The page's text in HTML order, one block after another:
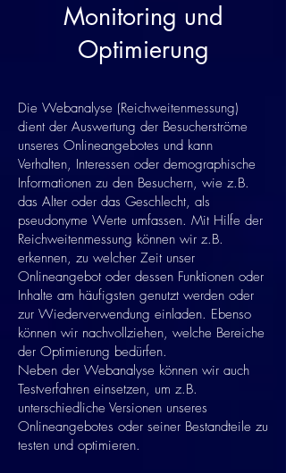
Monitoring und
Optimierung
Die Webanalyse (Reichweitenmessung)
dient der Auswertung der Besucherströme
unseres Onlineangebotes und kann
Verhalten, Interessen oder demographische
Informationen zu den Besuchern, wie z.B.
das Alter oder das Geschlecht, als
pseudonyme Werte umfassen. Mit Hilfe der
Reichweitenmessung können wir z.B.
erkennen, zu welcher Zeit unser
Onlineangebot oder dessen Funktionen oder
Inhalte am häufigsten genutzt werden oder
zur Wiederverwendung einladen. Ebenso
können wir nachvollziehen, welche Bereiche
der Optimierung bedürfen.
Neben der Webanalyse können wir auch
Testverfahren einsetzen, um z.B.
unterschiedliche Versionen unseres
Onlineangebotes oder seiner Bestandteile zu
testen und optimieren.